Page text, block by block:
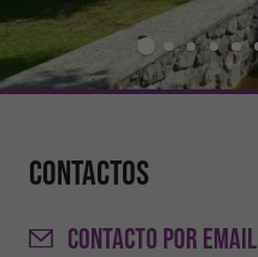
Contactos
CONTACTO POR EMAIL